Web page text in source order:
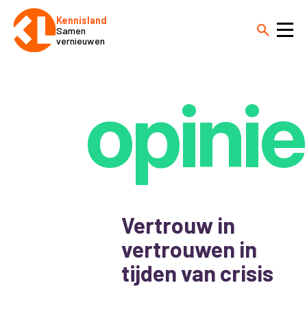
Kennisland
Samen
vernieuwen
opinie
Vertrouw in
vertrouwen in
tijden van crisis